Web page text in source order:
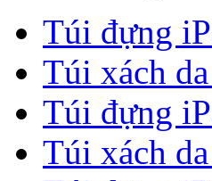
Túi đựng
Túi xách
Túi đựng
Túi xách